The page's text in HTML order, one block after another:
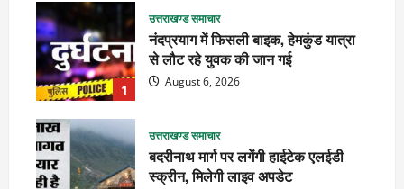
1
उत्तराखण्ड समाचार
नंदप्रयाग में फिसली बाइक, हेमकुंड यात्रा
से लौट रहे युवक की जान गई
August 6, 2026
उत्तराखण्ड समाचार
बदरीनाथ मार्ग पर लगेंगी हाईटेक एलईडी
स्क्रीन, मिलेगी लाइव अपडेट